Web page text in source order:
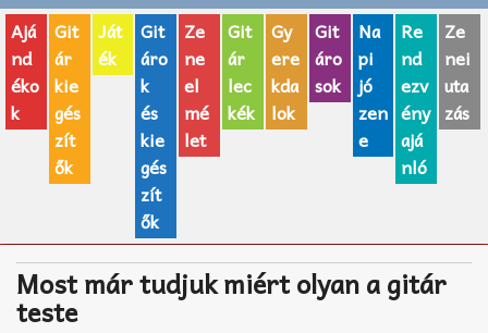
AJÁNDÉK ÖTLETEK
Vicces
GITÁR MÁRKÁK
TOP100 nóta
Zeneiskolák
Ajá
nd
éko
k
Git
ár
kie
gés
zít
ők
Ját
ék
Git
áro
k
és
kie
gés
zít
ők
Ze
ne
el
mé
let
Git
ár
lec
kék
Gy
ere
kda
lok
Git
áro
sok
Na
pi
jó
zen
e
Re
nd
ezv
ény
ajá
nló
Ze
nei
uta
zás
Most már tudjuk miért olyan a gitár
teste